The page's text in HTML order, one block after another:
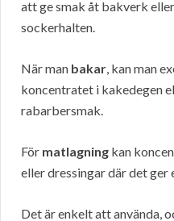
att ge smak åt bakverk
sockerhalten.
När man bakar, kan man
koncentratet i kakedegen
rabarbersmak.
För matlagning kan
eller dressingar där det
Det är enkelt att använda,